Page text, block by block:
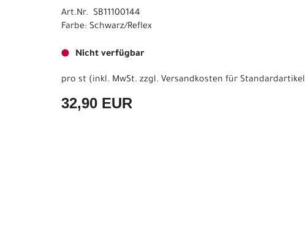
Art.Nr. SB11100144
Farbe: Schwarz/Reflex
Nicht verfügbar
pro st (inkl. MwSt. zzgl. Versandkosten für Standardartikel
32,90 EUR